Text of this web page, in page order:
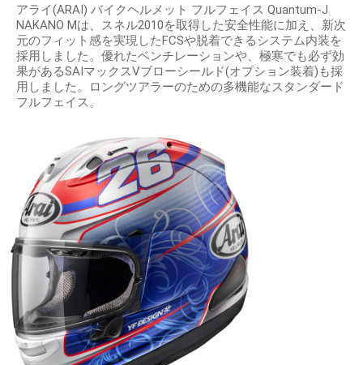
アライ(ARAI) バイクヘルメット フルフェイス Quantum-J
NAKANO Mは、スネル2010を取得した安全性能に加え、新次
元のフィット感を実現したFCSや脱着できるシステム内装を
採用しました。優れたベンチレーションや、極寒でも必ず効
果があるSAIマックスVブローシールド(オプション装着)も採
用しました。ロングツアラーのための多機能なスタンダード
フルフェイス。